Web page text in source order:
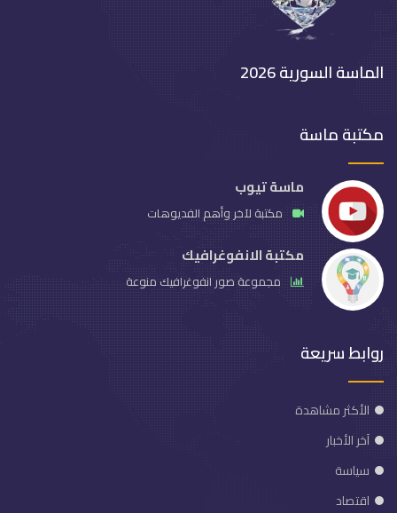
الماسة السورية 2026
مكتبة ماسة
ماسة تيوب
مكتبة لآخر وأهم الفديوهات
مكتبة الانفوغرافيك
مجموعة صور انفوغرافيك منوعة
روابط سريعة
الأكثر مشاهدة
آخر الأخبار
سياسة
اقتصاد